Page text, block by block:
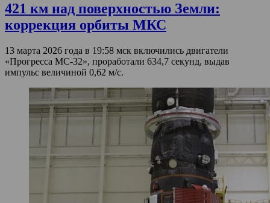
421 км над поверхностью Земли:
коррекция орбиты МКС
13 марта 2026 года в 19:58 мск включились двигатели
«Прогресса МС-32», проработали 634,7 секунд, выдав
импульс величиной 0,62 м/с.